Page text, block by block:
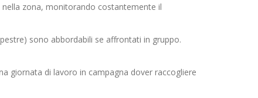
zona, monitorando costantemente il
sono abbordabili se affrontati in gruppo.
giornata di lavoro in campagna dover raccogliere